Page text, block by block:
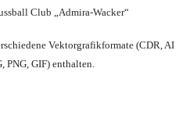
Club „Admira-Wacker“
Vektorgrafikformate (CDR, AI
PNG, GIF) enthalten.